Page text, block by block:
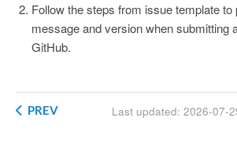
Follow the steps from issue template to
message and version when submitting
GitHub.
Last updated: 2026-07-
PREV